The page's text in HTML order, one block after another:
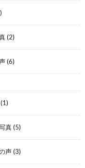
(2)
(6)
(1)
真(5)
声(3)